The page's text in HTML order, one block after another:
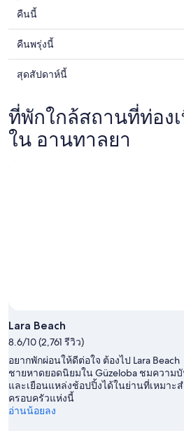
ดูรา
คา
ที่พัก
ใน
อา
นทาล
ยา
สำหรับ
คืนนี้
ดูรา
คา
ที่พัก
อา
นทาล
ยา
คืนพรุ่งนี้
ดูรา
ที่พัก
ใน
อา
ส.ค.
สุดสัปดาห์นี้
ที่พักใกล้สถานที่ท่อง
ใน อานทาลยา
Lara Beach
8.6/10 (2,761 รีวิว)
อยากพักผ่อนให้ดีต่อใจ ต้องไป Lara Beach
ชายหาดยอดนิยมใน Güzeloba ชมความบั
และเยือนแหล่งช้อปปิ้งได้ในย่านที่เหมาะ
ครอบครัวแห่งนี้
อ่านน้อยลง